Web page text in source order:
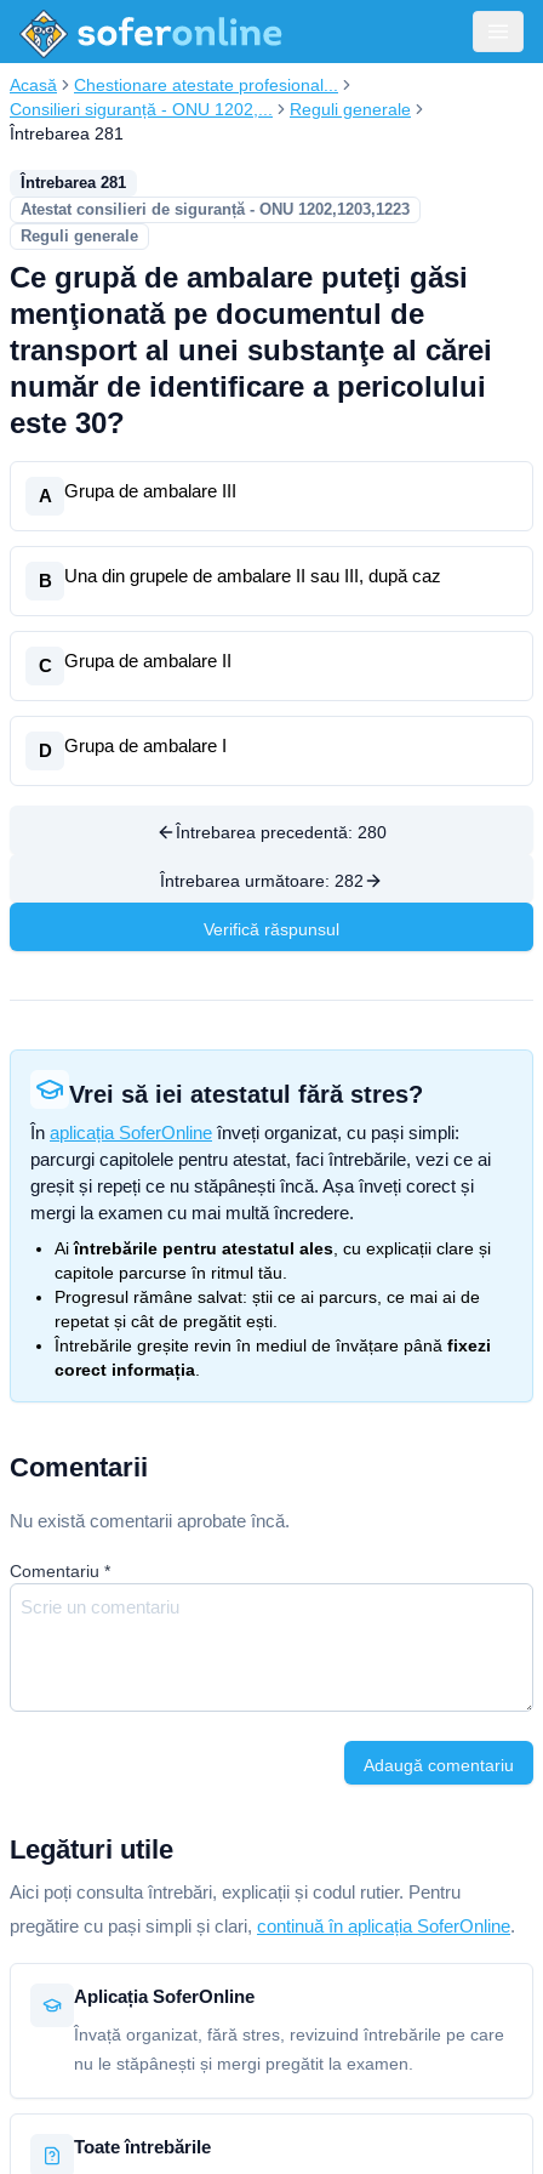
Acasă
Chestionare atestate profesional...
Consilieri siguranță - ONU 1202,...
Reguli generale
Întrebarea 281
Întrebarea 281
Atestat consilieri de siguranță - ONU 1202,1203,1223
Reguli generale
Ce grupă de ambalare puteţi găsi
menţionată pe documentul de
transport al unei substanţe al cărei
număr de identificare a pericolului
este 30?
A Grupa de ambalare III
B Una din grupele de ambalare II sau III, după caz
C Grupa de ambalare II
D Grupa de ambalare I
Întrebarea precedentă: 280
Întrebarea următoare: 282
Verifică răspunsul
Vrei să iei atestatul fără stres?
În aplicația SoferOnline înveți organizat, cu pași simpli:
parcurgi capitolele pentru atestat, faci întrebările, vezi ce ai
greșit și repeți ce nu stăpânești încă. Așa înveți corect și
mergi la examen cu mai multă încredere.
Aiîntrebările pentru atestatul ales , cu explicații clare și
capitole parcurse în ritmul tău.
Progresul rămâne salvat: știi ce ai parcurs, ce mai ai de
repetat și cât de pregătit ești.
Întrebările greșite revin în mediul de învățare până fixezi
corect informația
Comentarii
Nu există comentarii aprobate încă.
Comentariu *
Adaugă comentariu
Legături utile
Aici poți consulta întrebări, explicații și codul rutier. Pentru
pregătire cu pași simpli și clari, continuă în aplicația SoferOnline.
Aplicația SoferOnline
Învață organizat, fără stres, revizuind întrebările pe care
nu le stăpânești și mergi pregătit la examen.
Toate întrebările